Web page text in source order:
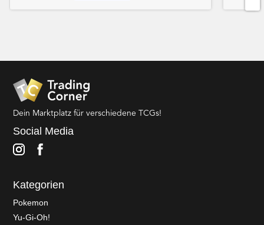
Dein Marktplatz für verschiedene TCGs!
Social Media
Kategorien
Pokemon
Yu-Gi-Oh!